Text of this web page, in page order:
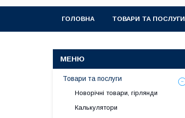
ГОЛОВНА ТОВАРИ ТА ПОСЛУГИ
Товари та послуги
Новорічні товари, гірлянди
Калькулятори